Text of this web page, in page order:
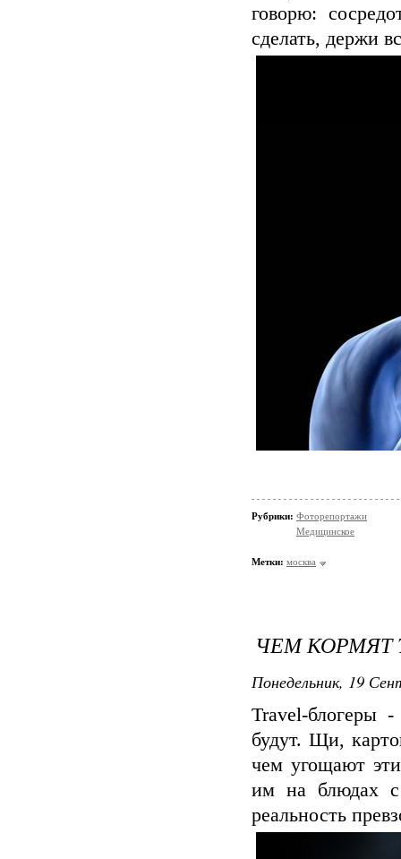
говорю:
сделать, держи
Рубрики: Фоторепортажи
Медицинское
Метки: москва
ЧЕМ КОРМЯТ
Понедельник, 19
Travel-блогеры
будут. Щи,
чем угощают
им на блюдах с
реальность